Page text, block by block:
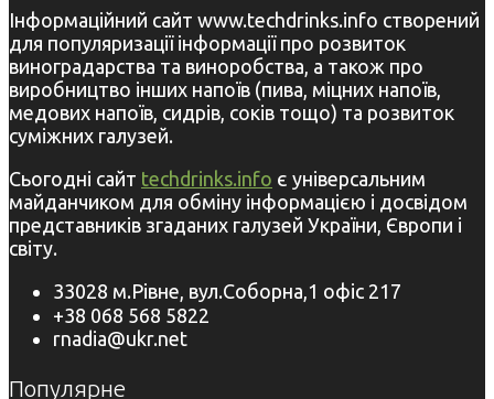
Інформаційний сайт www.techdrinks.info створений
для популяризації інформації про розвиток
виноградарства та виноробства, а також про
виробництво інших напоїв (пива, міцних напоїв,
медових напоїв, сидрів, соків тощо) та розвиток
суміжних галузей.
Сьогодні сайт techdrinks.info є універсальним
майданчиком для обміну інформацією і досвідом
представників згаданих галузей України, Європи і
світу.
33028 м.Рівне, вул.Соборна,1 офіс 217
+38 068 568 5822
rnadia@ukr.net
Популярне